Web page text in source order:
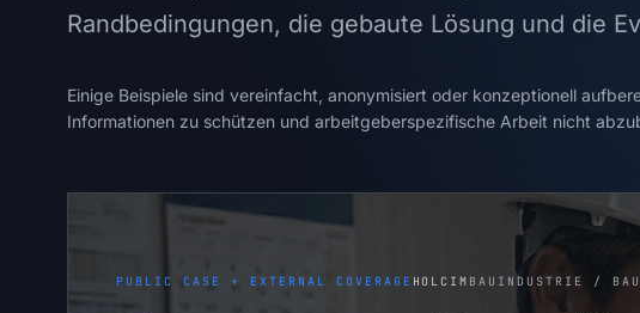
Randbedingungen, die gebaute Lösung und die
Einige Beispiele sind vereinfacht, anonymisiert oder konzeptionell
Informationen zu schützen und arbeitgeberspezifische Arbeit nicht
PUBLIC CASE + EXTERNAL COVERAGE HOLCIM BAUINDUSTRIE /